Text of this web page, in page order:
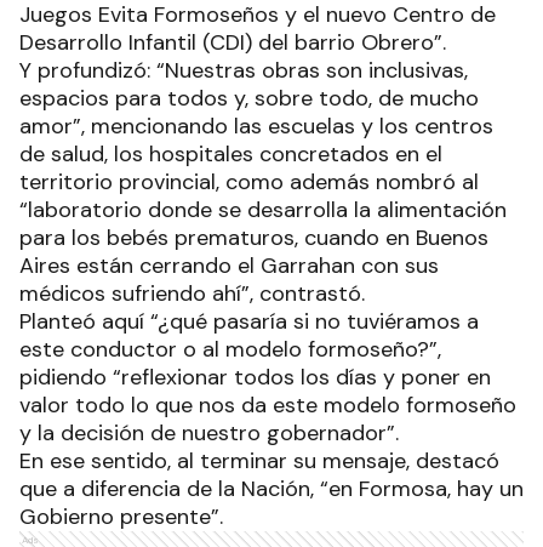
Juegos Evita Formoseños y el nuevo Centro de
Desarrollo Infantil (CDI) del barrio Obrero”.
Y profundizó: “Nuestras obras son inclusivas,
espacios para todos y, sobre todo, de mucho
amor”, mencionando las escuelas y los centros
de salud, los hospitales concretados en el
territorio provincial, como además nombró al
“laboratorio donde se desarrolla la alimentación
para los bebés prematuros, cuando en Buenos
Aires están cerrando el Garrahan con sus
médicos sufriendo ahí”, contrastó.
Planteó aquí “¿qué pasaría si no tuviéramos a
este conductor o al modelo formoseño?”,
pidiendo “reflexionar todos los días y poner en
valor todo lo que nos da este modelo formoseño
y la decisión de nuestro gobernador”.
En ese sentido, al terminar su mensaje, destacó
que a diferencia de la Nación, “en Formosa, hay un
Gobierno presente”.
Ads